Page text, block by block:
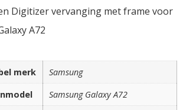
Digitizer vervanging met frame voor
A72
merk
Samsung
Samsung Galaxy A72